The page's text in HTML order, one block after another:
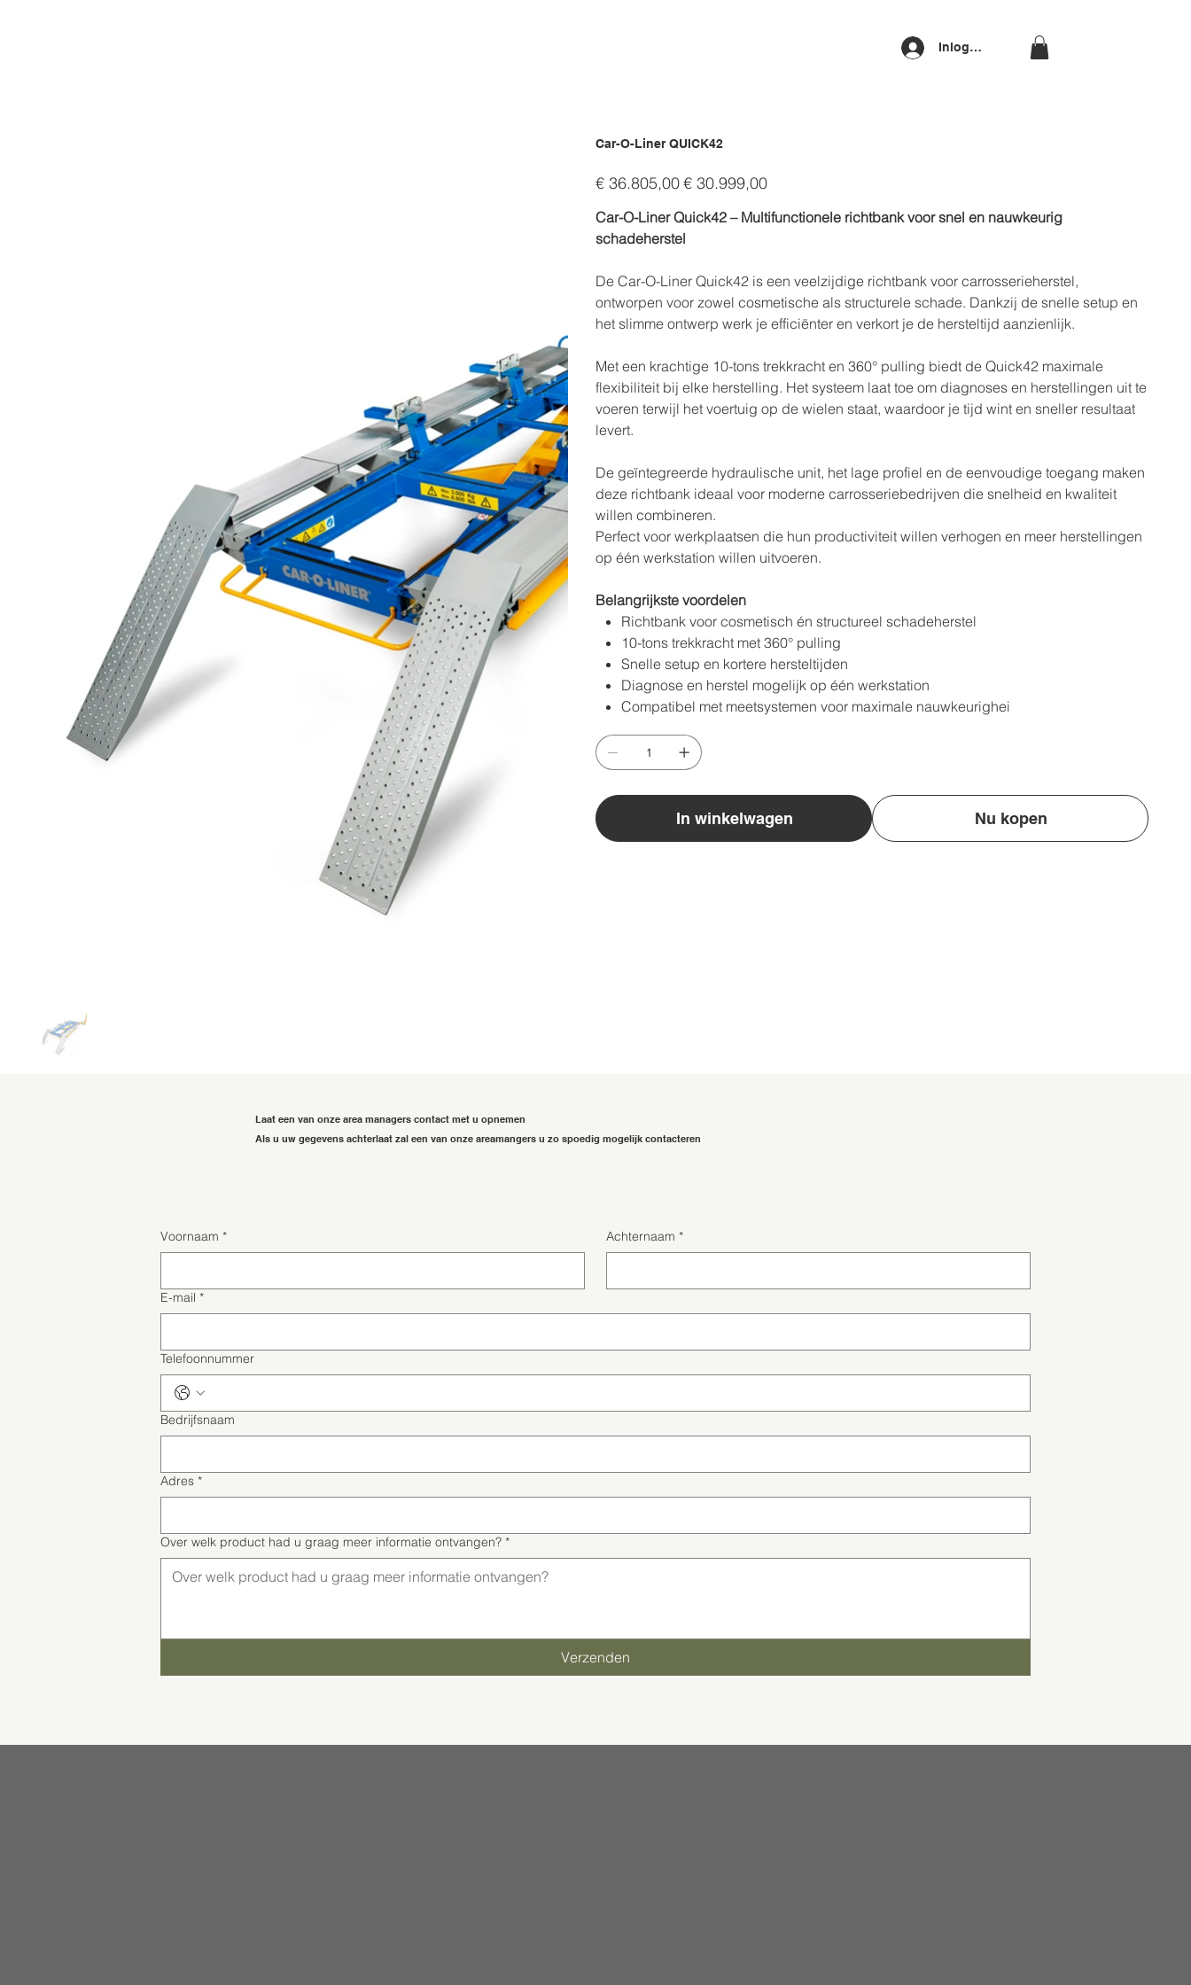
Inloggen
Car-O-Liner QUICK42
Originele
prijs
€ 36.805,00 Verkoopprijs
€ 30.999,00
Car-O-Liner Quick42 – Multifunctionele richtbank voor snel en nauwkeurig
schadeherstel
De Car-O-Liner Quick42 is een veelzijdige richtbank voor carrosserieherstel,
ontworpen voor zowel cosmetische als structurele schade. Dankzij de snelle setup en
het slimme ontwerp werk je efficiënter en verkort je de hersteltijd aanzienlijk.
Met een krachtige 10-tons trekkracht en 360° pulling biedt de Quick42 maximale
flexibiliteit bij elke herstelling. Het systeem laat toe om diagnoses en herstellingen uit te
voeren terwijl het voertuig op de wielen staat, waardoor je tijd wint en sneller resultaat
levert.
De geïntegreerde hydraulische unit, het lage profiel en de eenvoudige toegang maken
deze richtbank ideaal voor moderne carrosseriebedrijven die snelheid en kwaliteit
willen combineren.
Perfect voor werkplaatsen die hun productiviteit willen verhogen en meer herstellingen
op één werkstation willen uitvoeren.
Belangrijkste voordelen
Richtbank voor cosmetisch én structureel schadeherstel
10-tons trekkracht met 360° pulling
Snelle setup en kortere hersteltijden
Diagnose en herstel mogelijk op één werkstation
Compatibel met meetsystemen voor maximale nauwkeurighei
In winkelwagen Nu kopen
Laat een van onze area managers contact met u opnemen
Als u uw gegevens achterlaat zal een van onze areamangers u zo spoedig mogelijk contacteren
Voornaam * Achternaam *
E-mail *
Telefoonnummer
Bedrijfsnaam
Adres *
Over welk product had u graag meer informatie ontvangen? *
Verzenden